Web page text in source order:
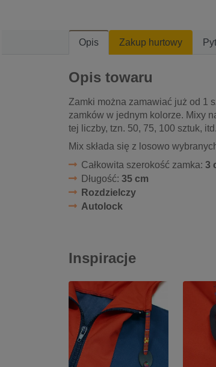
Opis Zakup hurtowy
Opis towaru
Zamki można zamawiać już od 1
zamków w jednym kolorze. Mixy
tej liczby, tzn. 50, 75, 100 sztuk,
Mix składa się z losowo
Całkowita szerokość zamka: 3
Długość: 35 cm
Rozdzielczy
Autolock
Inspiracje